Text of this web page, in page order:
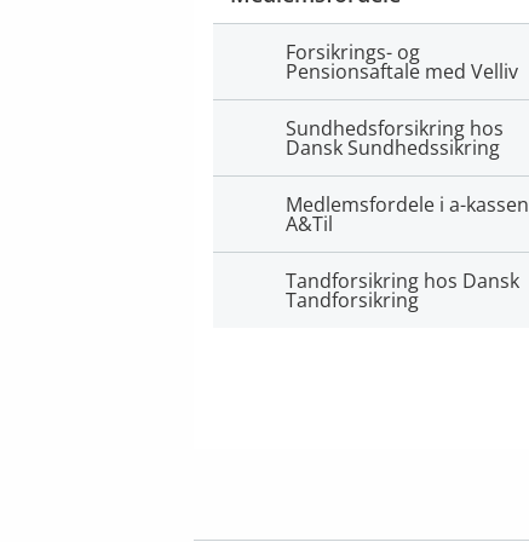
Forsikrings- og
Pensionsaftale med Velliv
Sundhedsforsikring hos
Dansk Sundhedssikring
Medlemsfordele i a-kassen
A&Til
Tandforsikring hos Dansk
Tandforsikring